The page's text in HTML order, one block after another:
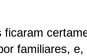
ficaram
familiares,